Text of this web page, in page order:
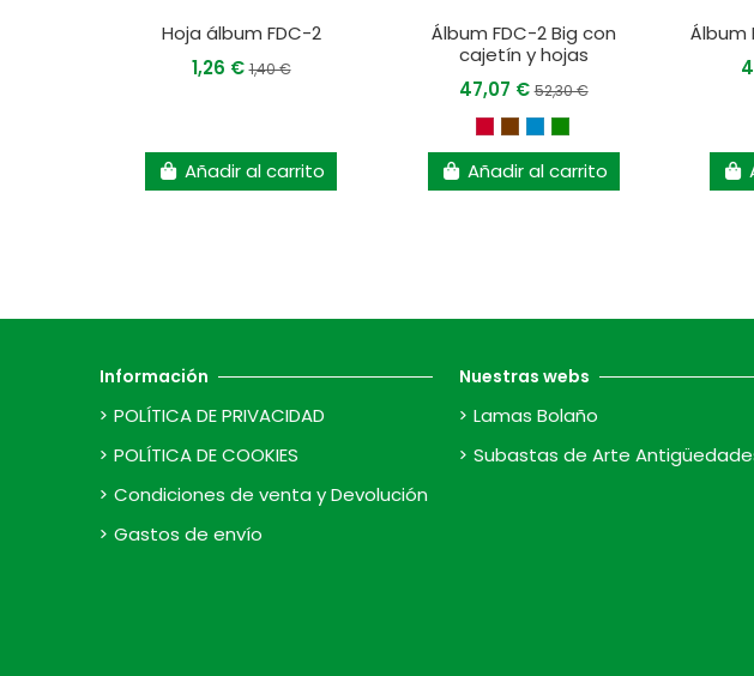
Hoja álbum FDC-2
1,26 €1,40 €
Añadir al carrito
Álbum FDC-2 Big con
cajetín y hojas
47,07 €52,30 €
Añadir al carrito
Álbum
Información
POLÍTICA DE PRIVACIDAD
POLÍTICA DE COOKIES
Condiciones de venta y Devolución
Gastos de envío
Nuestras webs
Lamas Bolaño
Subastas de Arte